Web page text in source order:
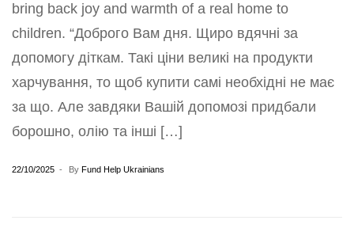
bring back joy and warmth of a real home to
children. “Доброго Вам дня. Щиро вдячні за
допомогу діткам. Такі ціни великі на продукти
харчування, то щоб купити самі необхідні не має
за що. Але завдяки Вашій допомозі придбали
борошно, олію та інші […]
22/10/2025 By Fund Help Ukrainians